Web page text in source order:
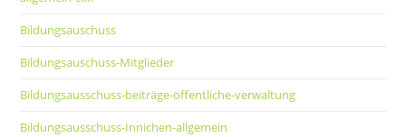
Bildungsauschuss
Bildungsauschuss-Mitglieder
Bildungsausschuss-beiträge-öffentliche-verwaltung
Bildungsausschuss-Innichen-allgemein